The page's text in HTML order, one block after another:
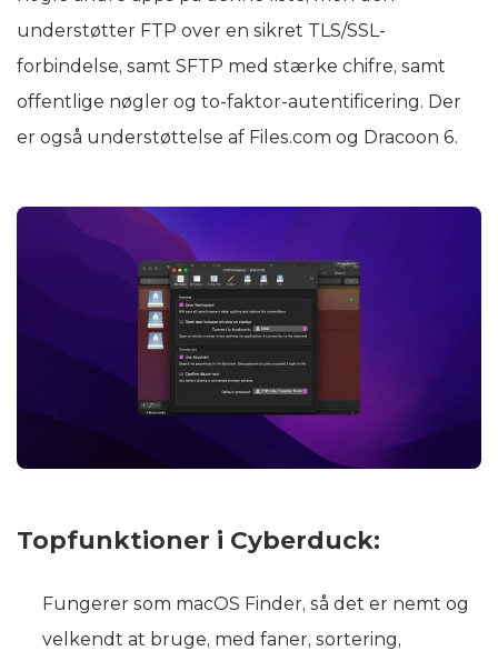
understøtter FTP over en sikret TLS/SSL-
forbindelse, samt SFTP med stærke chifre, samt
offentlige nøgler og to-faktor-autentificering. Der
er også understøttelse af Files.com og Dracoon 6.
Topfunktioner i Cyberduck:
Fungerer som macOS Finder, så det er nemt og
velkendt at bruge, med faner, sortering,